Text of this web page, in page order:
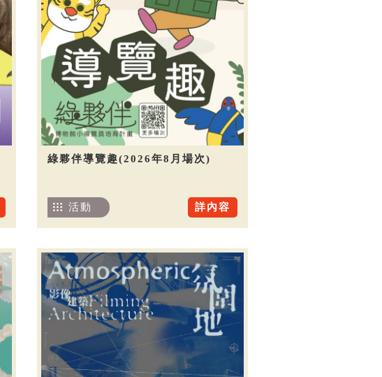
綠夥伴導覽趣(2026年8月場次)
詳內容
活動